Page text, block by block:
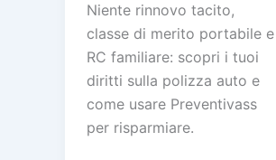
Niente rinnovo tacito,
classe di merito portabile e
RC familiare: scopri i tuoi
diritti sulla polizza auto e
come usare Preventivass
per risparmiare.